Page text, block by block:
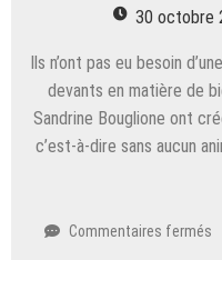
30 octobre
Ils n’ont pas eu besoin
devants en matière de
Sandrine Bouglione ont
c’est-à-dire sans aucun
Commentaires fermés